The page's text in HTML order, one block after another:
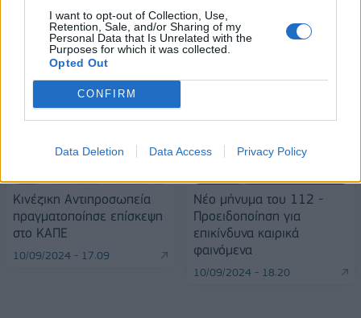
I want to opt-out of Collection, Use,
Retention, Sale, and/or Sharing of my
Personal Data that Is Unrelated with the
Purposes for which it was collected.
Opted Out
CONFIRM
Data Deletion Data Access Privacy Policy
ΠΕΡΙΣΣΌΤΕΡΑ ΣΕ ΑΥΤΉ ΤΗΝ ΚΑΤΗΓΟΡΊΑ
Κινέζικη Αντιπροσωπεία
πραγματοποίησε επίσκεψη
στο ΚΑΠΕ
10/09/2024 - 17:09
Νέο μήνυμα του 112 -
Προειδοποίηση για
επικίνδυνα καιρικά
φαινόμενα
10/09/2024 - 18:20